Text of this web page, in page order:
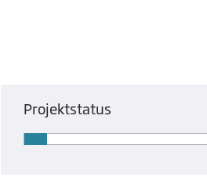
Projektstatus